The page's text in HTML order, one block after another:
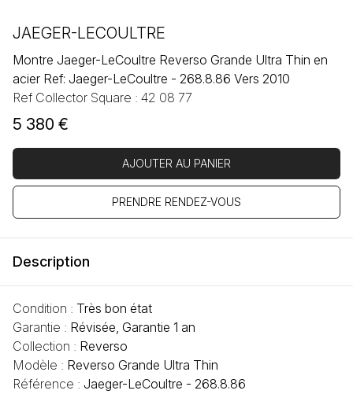
JAEGER-LECOULTRE
Montre Jaeger-LeCoultre Reverso Grande Ultra Thin en
acier Ref: Jaeger-LeCoultre - 268.8.86 Vers 2010
Ref Collector Square : 42 08 77
5 380 €
AJOUTER AU PANIER
PRENDRE RENDEZ-VOUS
Description
Condition : Très bon état
Garantie : Révisée, Garantie 1 an
Collection : Reverso
Modèle : Reverso Grande Ultra Thin
Référence : Jaeger-LeCoultre - 268.8.86